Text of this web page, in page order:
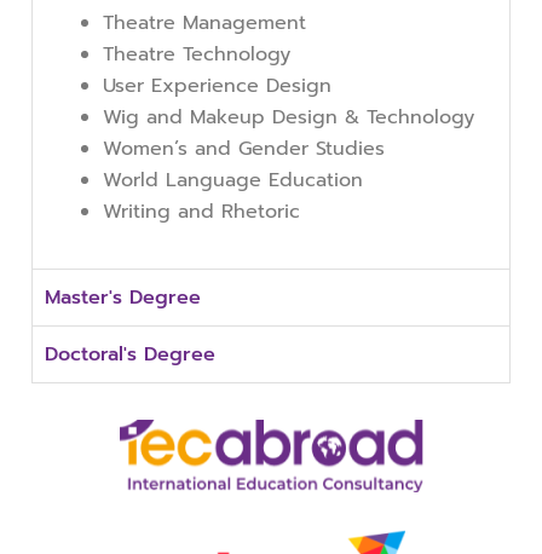
Theatre Management
Theatre Technology
User Experience Design
Wig and Makeup Design & Technology
Women’s and Gender Studies
World Language Education
Writing and Rhetoric
Master's Degree
Doctoral's Degree